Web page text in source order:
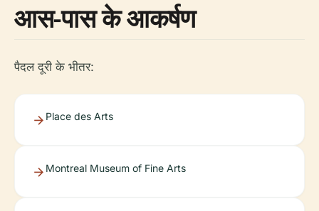
आस-पास के आकर्षण
पैदल दूरी के भीतर:
Place des Arts
Montreal Museum of Fine Arts